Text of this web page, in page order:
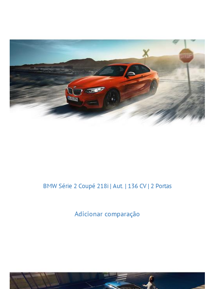
BMW Série 2 Coupé 218i | Aut. | 136 CV | 2 Portas
Adicionar comparação